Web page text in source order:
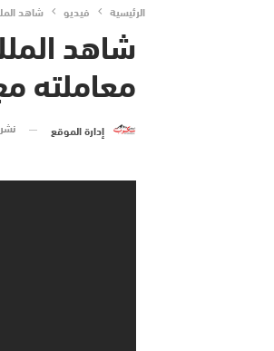
الرئيسية فيديو شاهد
شاهد
معاملته
إدارة الموقع